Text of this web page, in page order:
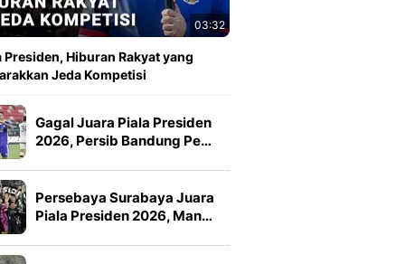
03:32
Presiden, Hiburan Rakyat yang
Jeda Kompetisi
Gagal Juara Piala Presiden
2026, Persib Bandung Pe…
Persebaya Surabaya Juara
Piala Presiden 2026, Man…